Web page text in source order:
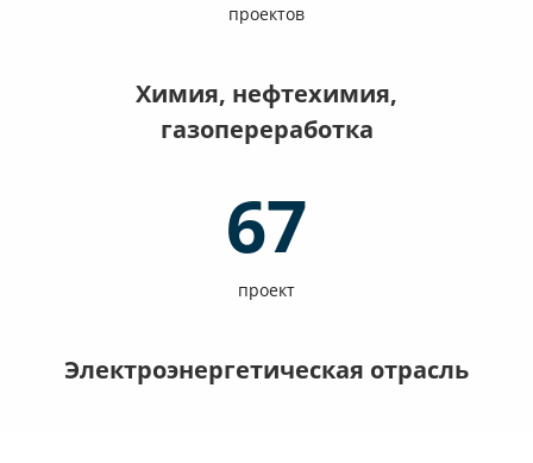
проектов
Химия, нефтехимия,
газопереработка
67
проект
Электроэнергетическая отрасль